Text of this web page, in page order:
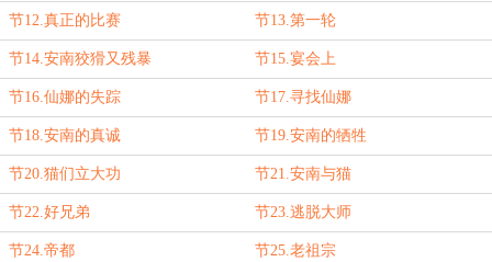
节12.真正的比赛 节13.第一轮
节14.安南狡猾又残暴 节15.宴会上
节16.仙娜的失踪 节17.寻找仙娜
节18.安南的真诚 节19.安南的牺牲
节20.猫们立大功 节21.安南与猫
节22.好兄弟 节23.逃脱大师
节24.帝都 节25.老祖宗